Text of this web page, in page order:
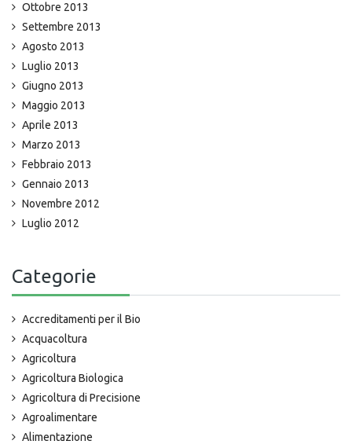
Ottobre 2013
Settembre 2013
Agosto 2013
Luglio 2013
Giugno 2013
Maggio 2013
Aprile 2013
Marzo 2013
Febbraio 2013
Gennaio 2013
Novembre 2012
Luglio 2012
Categorie
Accreditamenti per il Bio
Acquacoltura
Agricoltura
Agricoltura Biologica
Agricoltura di Precisione
Agroalimentare
Alimentazione